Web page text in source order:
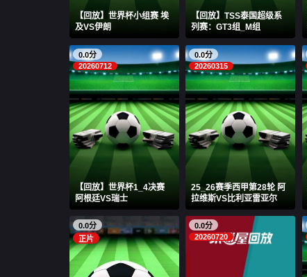
【回放】世界杯小组赛 埃
及VS伊朗
【回放】TSS泰国超级系
列赛：GT3组_M组
0.0分
20260712
【回放】世界杯1_4决赛
阿根廷VS瑞士
0.0分
20260315
25_26赛季西甲第28轮 阿
拉维斯VS比利亚雷亚尔
0.0分
正片
0.0分
20260720